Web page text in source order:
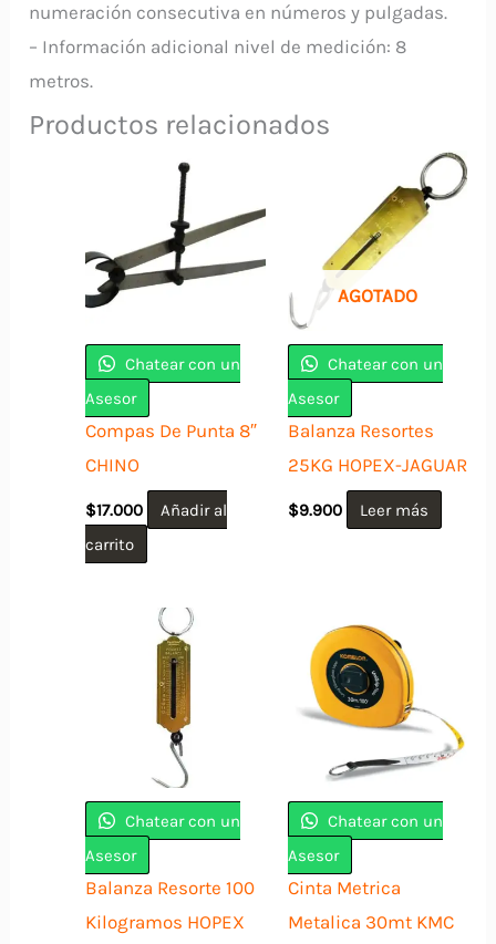
numeración consecutiva en números y pulgadas.
– Información adicional nivel de medición: 8
metros.
Productos relacionados
Chatear con un
Asesor
Compas De Punta 8″
CHINO
$17.000
Añadir al
carrito
AGOTADO
Chatear con un
Asesor
Balanza Resortes
25KG HOPEX-JAGUAR
$9.900 Leer más
Chatear con un
Asesor
Balanza Resorte 100
Kilogramos HOPEX
Chatear con un
Asesor
Cinta Metrica
Metalica 30mt KMC